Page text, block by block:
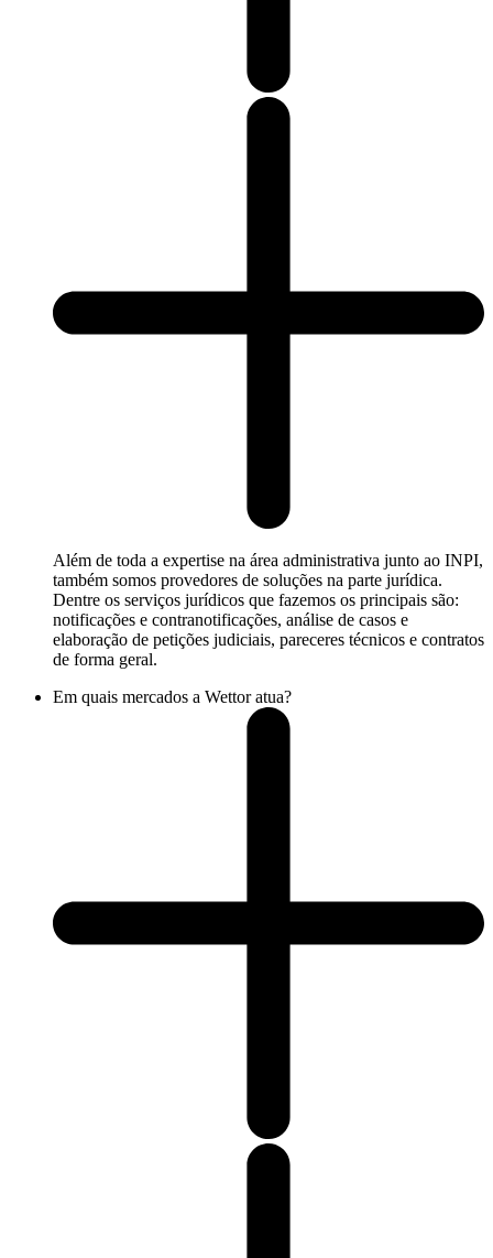
Além de toda a expertise na área administrativa junto ao INPI,
também somos provedores de soluções na parte jurídica.
Dentre os serviços jurídicos que fazemos os principais são:
notificações e contranotificações, análise de casos e
elaboração de petições judiciais, pareceres técnicos e contratos
de forma geral.
Em quais mercados a Wettor atua?